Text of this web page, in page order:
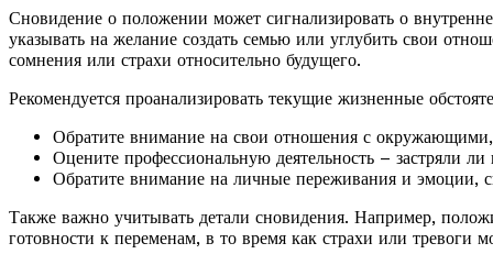
Сновидение о положении может сигнализировать о
указывать на желание создать семью или углубить свои
сомнения или страхи относительно будущего.
Рекомендуется проанализировать текущие жизненные
Обратите внимание на свои отношения с
Оцените профессиональную деятельность – застряли
Обратите внимание на личные переживания и эмоции,
Также важно учитывать детали сновидения. Например,
готовности к переменам, в то время как страхи или тревоги